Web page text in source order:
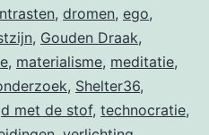
, dromen, ego,
, Gouden Draak,
, materialisme, meditatie,
, Shelter36,
met de stof, technocratie,